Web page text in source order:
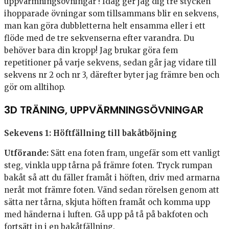
ihopparade övningar som tillsammans blir en sekvens,
man kan göra dubbletterna helt ensamma eller i ett
flöde med de tre sekvenserna efter varandra. Du
behöver bara din kropp! Jag brukar göra fem
repetitioner på varje sekvens, sedan går jag vidare till
sekvens nr 2 och nr 3, därefter byter jag främre ben och
gör om alltihop.
3D TRÄNING, UPPVÄRMNINGSÖVNINGAR
Sekevens 1: Höftfällning till bakåtböjning
Utförande: Sätt ena foten fram, ungefär som ett vanligt
steg, vinkla upp tårna på främre foten. Tryck rumpan
bakåt så att du fäller framåt i höften, driv med armarna
neråt mot främre foten. Vänd sedan rörelsen genom att
sätta ner tårna, skjuta höften framåt och komma upp
med händerna i luften. Gå upp på tå på bakfoten och
fortsätt in i en bakåtfällning.